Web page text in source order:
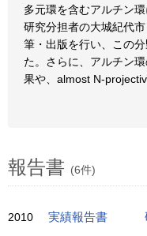
多元環を含むアルチン
研究分担者の大城紀代
筆・出版を行い、この
た。さらに、アルチン
果や、almost N-
報告書 (6件)
2010 実績報告書